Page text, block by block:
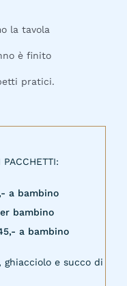
la tavola
è finito
pratici.
PACCHETTI:
a bambino
bambino
a bambino
ghiacciolo e succo di